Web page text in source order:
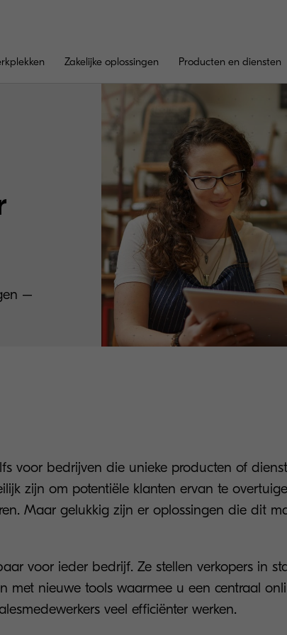
Zakelijke oplossingen Producten en diensten
–
voor bedrijven die unieke producten of
zijn om potentiële klanten ervan te
Maar gelukkig zijn er oplossingen die dit
voor ieder bedrijf. Ze stellen verkopers in
met nieuwe tools waarmee u een centraal
veel efficiënter werken.